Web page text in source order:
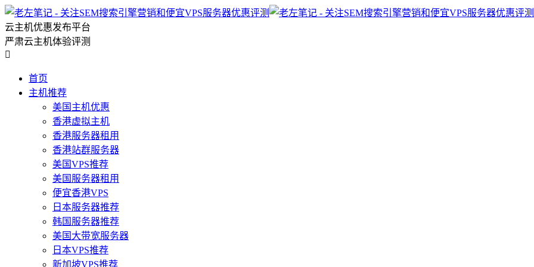
云主机优惠发布平台
严肃云主机体验评测

首页
主机推荐
美国主机优惠
香港虚拟主机
香港服务器租用
香港站群服务器
美国VPS推荐
美国服务器租用
便宜香港VPS
日本服务器推荐
韩国服务器推荐
美国大带宽服务器
日本VPS推荐
新加坡VPS推荐